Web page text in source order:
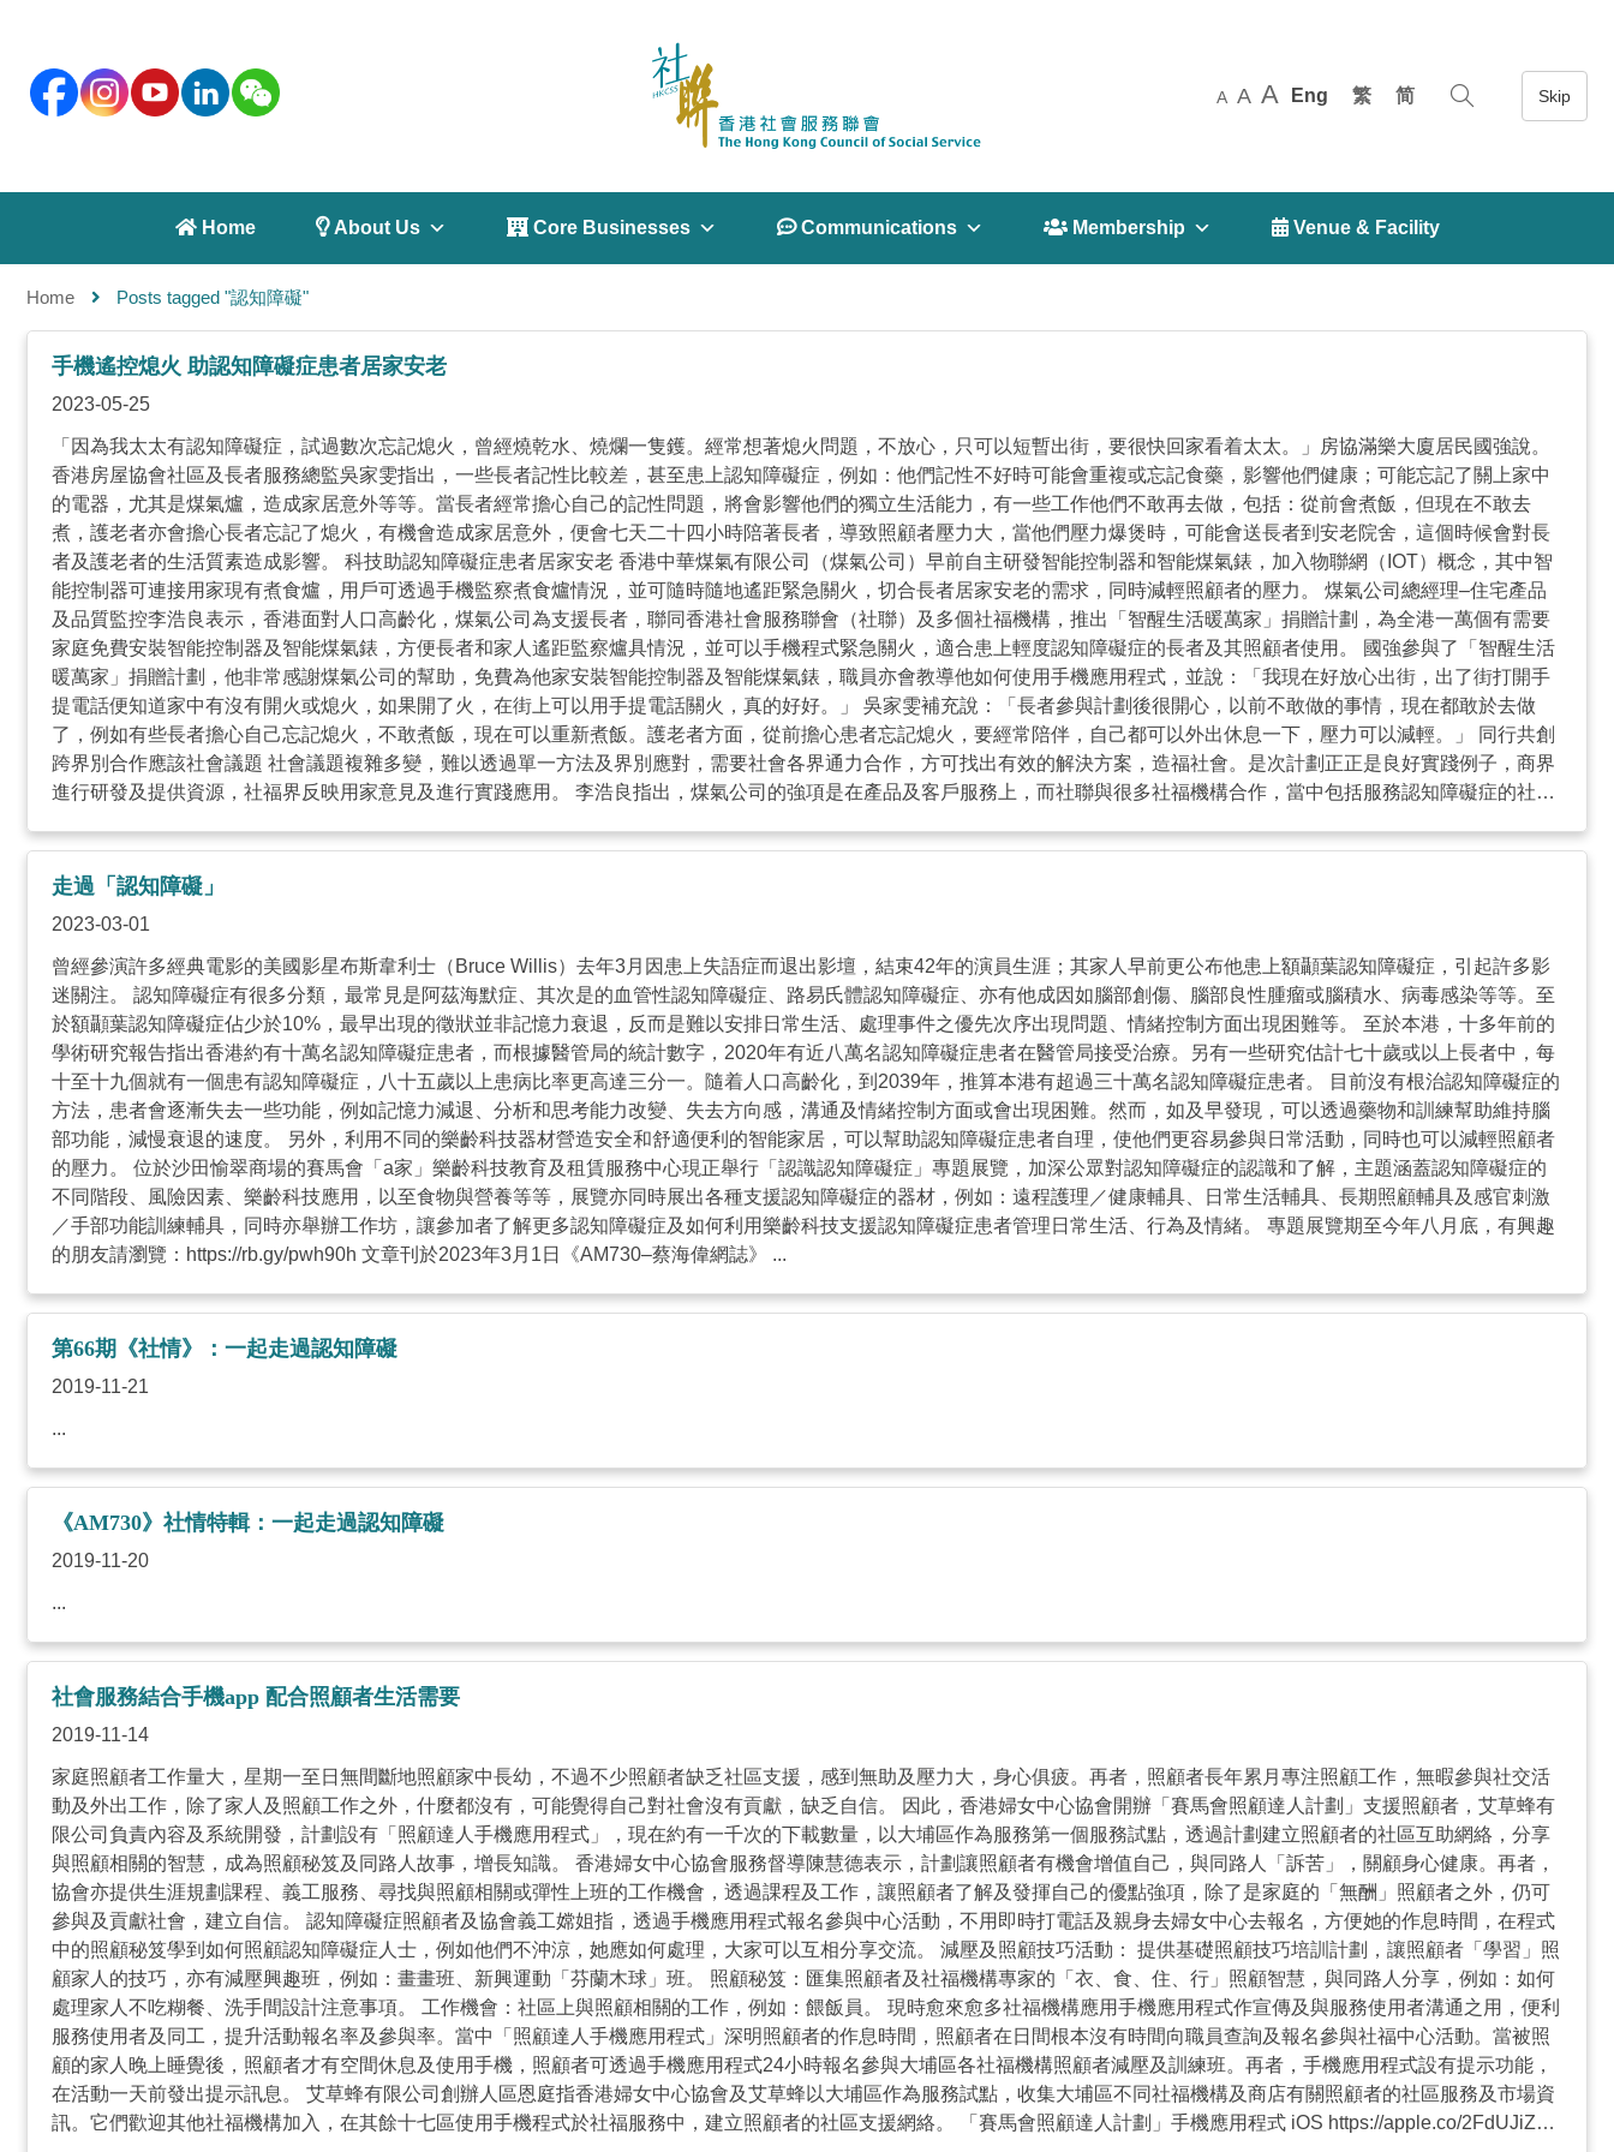
A A A Eng 繁 简
 Home  About Us  Core Businesses  Communications  Membership  Venue & Facility
Home Posts tagged "認知障礙"
手機遙控熄火 助認知障礙症患者居家安老
2023-05-25
「因為我太太有認知障礙症，試過數次忘記熄火，曾經燒乾水、燒爛一隻鑊。經常想著熄火問題，不放心，只可以短暫出街，要很快回家看着太太。」房協滿樂大廈居民國強說。
香港房屋協會社區及長者服務總監吳家雯指出，一些長者記性比較差，甚至患上認知障礙症，例如：他們記性不好時可能會重複或忘記食藥，影響他們健康；可能忘記了關上家中
的電器，尤其是煤氣爐，造成家居意外等等。當長者經常擔心自己的記性問題，將會影響他們的獨立生活能力，有一些工作他們不敢再去做，包括：從前會煮飯，但現在不敢去
煮，護老者亦會擔心長者忘記了熄火，有機會造成家居意外，便會七天二十四小時陪著長者，導致照顧者壓力大，當他們壓力爆煲時，可能會送長者到安老院舍，這個時候會對長
者及護老者的生活質素造成影響。 科技助認知障礙症患者居家安老 香港中華煤氣有限公司（煤氣公司）早前自主研發智能控制器和智能煤氣錶，加入物聯網（IOT）概念，其中智
能控制器可連接用家現有煮食爐，用戶可透過手機監察煮食爐情況，並可隨時隨地遙距緊急關火，切合長者居家安老的需求，同時減輕照顧者的壓力。 煤氣公司總經理–住宅產品
及品質監控李浩良表示，香港面對人口高齡化，煤氣公司為支援長者，聯同香港社會服務聯會（社聯）及多個社福機構，推出「智醒生活暖萬家」捐贈計劃，為全港一萬個有需要
家庭免費安裝智能控制器及智能煤氣錶，方便長者和家人遙距監察爐具情況，並可以手機程式緊急關火，適合患上輕度認知障礙症的長者及其照顧者使用。 國強參與了「智醒生活
暖萬家」捐贈計劃，他非常感謝煤氣公司的幫助，免費為他家安裝智能控制器及智能煤氣錶，職員亦會教導他如何使用手機應用程式，並說：「我現在好放心出街，出了街打開手
提電話便知道家中有沒有開火或熄火，如果開了火，在街上可以用手提電話關火，真的好好。」 吳家雯補充說：「長者參與計劃後很開心，以前不敢做的事情，現在都敢於去做
了，例如有些長者擔心自己忘記熄火，不敢煮飯，現在可以重新煮飯。護老者方面，從前擔心患者忘記熄火，要經常陪伴，自己都可以外出休息一下，壓力可以減輕。」 同行共創
跨界別合作應該社會議題 社會議題複雜多變，難以透過單一方法及界別應對，需要社會各界通力合作，方可找出有效的解決方案，造福社會。是次計劃正正是良好實踐例子，商界
進行研發及提供資源，社福界反映用家意見及進行實踐應用。 李浩良指出，煤氣公司的強項是在產品及客戶服務上，而社聯與很多社福機構合作，當中包括服務認知障礙症的社福
面向很多服務使用者，即是樂齡科技產品的最終用家，可以將研發階段的產品給予用家試用，而用家就將他們的心願及需要講給企業聽，一起促成樂齡科技產品。 ...
走過「認知障礙」
2023-03-01
曾經參演許多經典電影的美國影星布斯韋利士（Bruce Willis）去年3月因患上失語症而退出影壇，結束42年的演員生涯；其家人早前更公布他患上額顳葉認知障礙症，引起許多影
迷關注。 認知障礙症有很多分類，最常見是阿茲海默症、其次是的血管性認知障礙症、路易氏體認知障礙症、亦有他成因如腦部創傷、腦部良性腫瘤或腦積水、病毒感染等等。至
於額顳葉認知障礙症佔少於10%，最早出現的徵狀並非記憶力衰退，反而是難以安排日常生活、處理事件之優先次序出現問題、情緒控制方面出現困難等。 至於本港，十多年前的
學術研究報告指出香港約有十萬名認知障礙症患者，而根據醫管局的統計數字，2020年有近八萬名認知障礙症患者在醫管局接受治療。另有一些研究估計七十歲或以上長者中，每
十至十九個就有一個患有認知障礙症，八十五歲以上患病比率更高達三分一。隨着人口高齡化，到2039年，推算本港有超過三十萬名認知障礙症患者。 目前沒有根治認知障礙症的
方法，患者會逐漸失去一些功能，例如記憶力減退、分析和思考能力改變、失去方向感，溝通及情緒控制方面或會出現困難。然而，如及早發現，可以透過藥物和訓練幫助維持腦
部功能，減慢衰退的速度。 另外，利用不同的樂齡科技器材營造安全和舒適便利的智能家居，可以幫助認知障礙症患者自理，使他們更容易參與日常活動，同時也可以減輕照顧者
的壓力。 位於沙田愉翠商場的賽馬會「a家」樂齡科技教育及租賃服務中心現正舉行「認識認知障礙症」專題展覽，加深公眾對認知障礙症的認識和了解，主題涵蓋認知障礙症的
不同階段、風險因素、樂齡科技應用，以至食物與營養等等，展覽亦同時展出各種支援認知障礙症的器材，例如：遠程護理／健康輔具、日常生活輔具、長期照顧輔具及感官刺激
／手部功能訓練輔具，同時亦舉辦工作坊，讓參加者了解更多認知障礙症及如何利用樂齡科技支援認知障礙症患者管理日常生活、行為及情緒。 專題展覽期至今年八月底，有興趣
的朋友請瀏覽：https://rb.gy/pwh90h 文章刊於2023年3月1日《AM730–蔡海偉網誌》 ...
第66期《社情》：一起走過認知障礙
2019-11-21
...
《AM730》社情特輯：一起走過認知障礙
2019-11-20
...
社會服務結合手機app 配合照顧者生活需要
2019-11-14
家庭照顧者工作量大，星期一至日無間斷地照顧家中長幼，不過不少照顧者缺乏社區支援，感到無助及壓力大，身心俱疲。再者，照顧者長年累月專注照顧工作，無暇參與社交活
動及外出工作，除了家人及照顧工作之外，什麼都沒有，可能覺得自己對社會沒有貢獻，缺乏自信。 因此，香港婦女中心協會開辦「賽馬會照顧達人計劃」支援照顧者，艾草蜂有
限公司負責內容及系統開發，計劃設有「照顧達人手機應用程式」，現在約有一千次的下載數量，以大埔區作為服務第一個服務試點，透過計劃建立照顧者的社區互助網絡，分享
與照顧相關的智慧，成為照顧秘笈及同路人故事，增長知識。 香港婦女中心協會服務督導陳慧德表示，計劃讓照顧者有機會增值自己，與同路人「訴苦」，關顧身心健康。再者，
協會亦提供生涯規劃課程、義工服務、尋找與照顧相關或彈性上班的工作機會，透過課程及工作，讓照顧者了解及發揮自己的優點強項，除了是家庭的「無酬」照顧者之外，仍可
參與及貢獻社會，建立自信。 認知障礙症照顧者及協會義工嫦姐指，透過手機應用程式報名參與中心活動，不用即時打電話及親身去婦女中心去報名，方便她的作息時間，在程式
中的照顧秘笈學到如何照顧認知障礙症人士，例如他們不沖涼，她應如何處理，大家可以互相分享交流。 減壓及照顧技巧活動： 提供基礎照顧技巧培訓計劃，讓照顧者「學習」照
顧家人的技巧，亦有減壓興趣班，例如：畫畫班、新興運動「芬蘭木球」班。 照顧秘笈：匯集照顧者及社福機構專家的「衣、食、住、行」照顧智慧，與同路人分享，例如：如何
處理家人不吃糊餐、洗手間設計注意事項。 工作機會：社區上與照顧相關的工作，例如：餵飯員。 現時愈來愈多社福機構應用手機應用程式作宣傳及與服務使用者溝通之用，便利
服務使用者及同工，提升活動報名率及參與率。當中「照顧達人手機應用程式」深明照顧者的作息時間，照顧者在日間根本沒有時間向職員查詢及報名參與社福中心活動。當被照
顧的家人晚上睡覺後，照顧者才有空間休息及使用手機，照顧者可透過手機應用程式24小時報名參與大埔區各社福機構照顧者減壓及訓練班。再者，手機應用程式設有提示功能，
在活動一天前發出提示訊息。 艾草蜂有限公司創辦人區恩庭指香港婦女中心協會及艾草蜂以大埔區作為服務試點，收集大埔區不同社福機構及商店有關照顧者的社區服務及市場資
訊。它們歡迎其他社福機構加入，在其餘十七區使用手機程式於社福服務中，建立照顧者的社區支援網絡。 「賽馬會照顧達人計劃」手機應用程式 iOS https://apple.co/2FdUJiZ